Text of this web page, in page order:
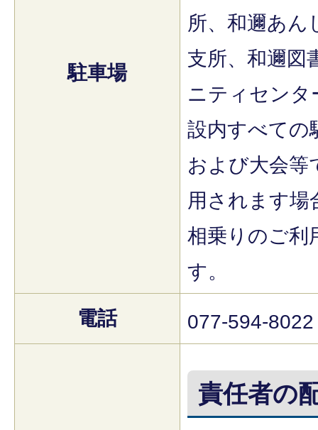
駐車場
所、和邇あん
支所、和邇図
ニティセンタ
設内すべての
および大会等
用されます場
相乗りのご利
す。
電話 077-594-8022
責任者の